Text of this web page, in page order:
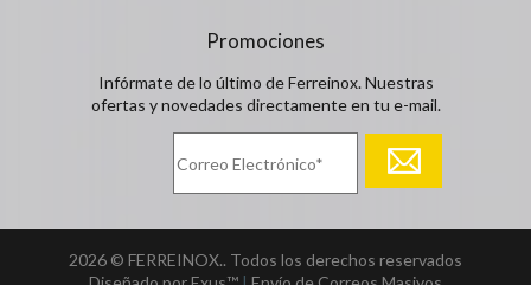
Promociones
Infórmate de lo último de Ferreinox. Nuestras
ofertas y novedades directamente en tu e-mail.
2026 © FERREINOX.. Todos los derechos reservados